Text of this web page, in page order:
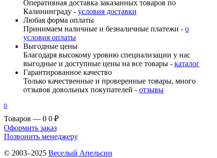
Оперативная доставка заказанных товаров по
Калининграду - условия доставки
Любая форма оплаты
Принимаем наличные и безналичные платежи - о
условия оплаты
Выгодные цены
Благодаря высокому уровню специализации у нас
выгодные и доступные цены на все товары - каталог
Гарантированное качество
Только качественные и проверенные товары, много
отзывов довольных покупателей - отзывы
0
Товаров — 0 0 ₽
Оформить заказ
Позвонить менеджеру
© 2003–2025 Веселый Апельсин